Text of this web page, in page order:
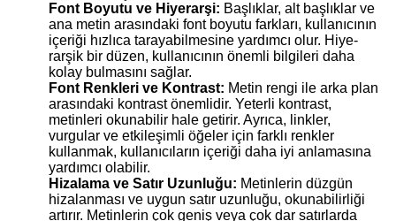
Font Boyutu ve Hiyerarşi: Başlıklar, alt başlıklar ve
ana metin arasındaki font boyutu farkları, kullanıcının
içeriği hızlıca tarayabilmesine yardımcı olur. Hiye-
rarşik bir düzen, kullanıcının önemli bilgileri daha
kolay bulmasını sağlar.
Font Renkleri ve Kontrast: Metin rengi ile arka plan
arasındaki kontrast önemlidir. Yeterli kontrast,
metinleri okunabilir hale getirir. Ayrıca, linkler,
vurgular ve etkileşimli öğeler için farklı renkler
kullanmak, kullanıcıların içeriği daha iyi anlamasına
yardımcı olabilir.
Hizalama ve Satır Uzunluğu: Metinlerin düzgün
hizalanması ve uygun satır uzunluğu, okunabilirliği
artırır. Metinlerin çok geniş veya çok dar satırlarda